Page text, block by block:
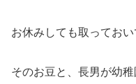
お休みしても取ってお
そのお豆と、長男が幼